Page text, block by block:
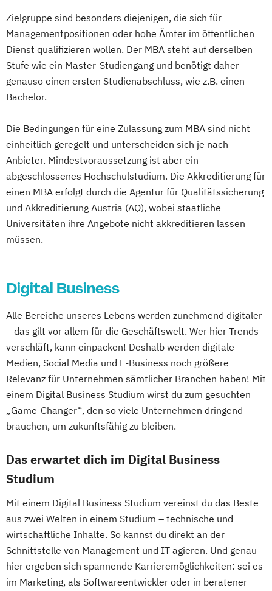
Zielgruppe sind besonders diejenigen, die sich für
Managementpositionen oder hohe Ämter im öffentlichen
Dienst qualifizieren wollen. Der MBA steht auf derselben
Stufe wie ein Master-Studiengang und benötigt daher
genauso einen ersten Studienabschluss, wie z.B. einen
Bachelor.
Die Bedingungen für eine Zulassung zum MBA sind nicht
einheitlich geregelt und unterscheiden sich je nach
Anbieter. Mindestvoraussetzung ist aber ein
abgeschlossenes Hochschulstudium. Die Akkreditierung für
einen MBA erfolgt durch die Agentur für Qualitätssicherung
und Akkreditierung Austria (AQ), wobei staatliche
Universitäten ihre Angebote nicht akkreditieren lassen
müssen.
Digital Business
Alle Bereiche unseres Lebens werden zunehmend digitaler
– das gilt vor allem für die Geschäftswelt. Wer hier Trends
verschläft, kann einpacken! Deshalb werden digitale
Medien, Social Media und E-Business noch größere
Relevanz für Unternehmen sämtlicher Branchen haben! Mit
einem Digital Business Studium wirst du zum gesuchten
„Game-Changer“, den so viele Unternehmen dringend
brauchen, um zukunftsfähig zu bleiben.
Das erwartet dich im Digital Business
Studium
Mit einem Digital Business Studium vereinst du das Beste
aus zwei Welten in einem Studium – technische und
wirtschaftliche Inhalte. So kannst du direkt an der
Schnittstelle von Management und IT agieren. Und genau
hier ergeben sich spannende Karrieremöglichkeiten: sei es
im Marketing, als Softwareentwickler oder in beratener